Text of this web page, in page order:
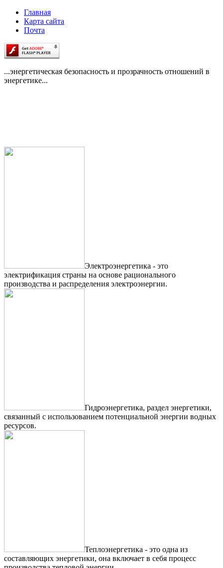
Главная
Карта сайта
Почта
...энергетическая безопасность и прозрачность отношений в
энергетике...
Электроэнергетика - это
электрификация страны на основе рационального
производства и распределения электроэнергии.
Гидроэнергетика, раздел энергетики,
связанный с использованием потенциальной энергии водных
ресурсов.
Теплоэнергетика - это одна из
составляющих энергетики, она включает в себя процесс